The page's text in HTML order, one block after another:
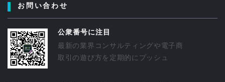
お問い合わせ
公衆番号に注目
最新の業界コンサルティングや電子商
取引の遊び方を定期的にプッシュ